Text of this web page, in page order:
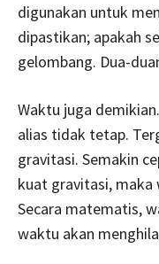
digunakan untuk
dipastikan; apakah
gelombang. Dua-
Waktu juga
alias tidak tetap.
gravitasi. Semakin
kuat gravitasi, maka
Secara matematis,
waktu akan